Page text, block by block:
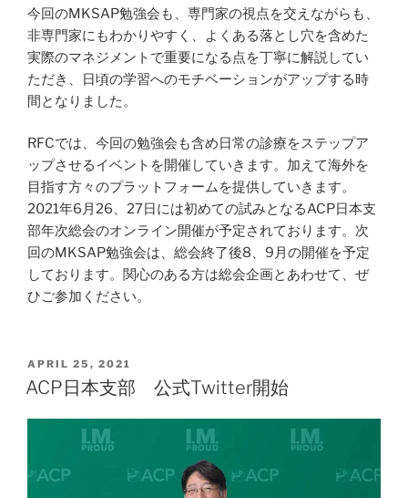
今回のMKSAP勉強会も、専門家の視点を交えながらも、
非専門家にもわかりやすく、よくある落とし穴を含めた
実際のマネジメントで重要になる点を丁寧に解説してい
ただき、日頃の学習へのモチベーションがアップする時
間となりました。
RFCでは、今回の勉強会も含め日常の診療をステップア
ップさせるイベントを開催していきます。加えて海外を
目指す方々のプラットフォームを提供していきます。
2021年6月26、27日には初めての試みとなるACP日本支
部年次総会のオンライン開催が予定されております。次
回のMKSAP勉強会は、総会終了後8、9月の開催を予定
しております。関心のある方は総会企画とあわせて、ぜ
ひご参加ください。
POSTED
ON
APRIL 25, 2021
ACP日本支部 公式Twitter開始